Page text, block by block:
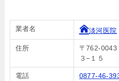
業者名 淡河医院
住所
〒762-0043
３−１５
電話 0877-46-